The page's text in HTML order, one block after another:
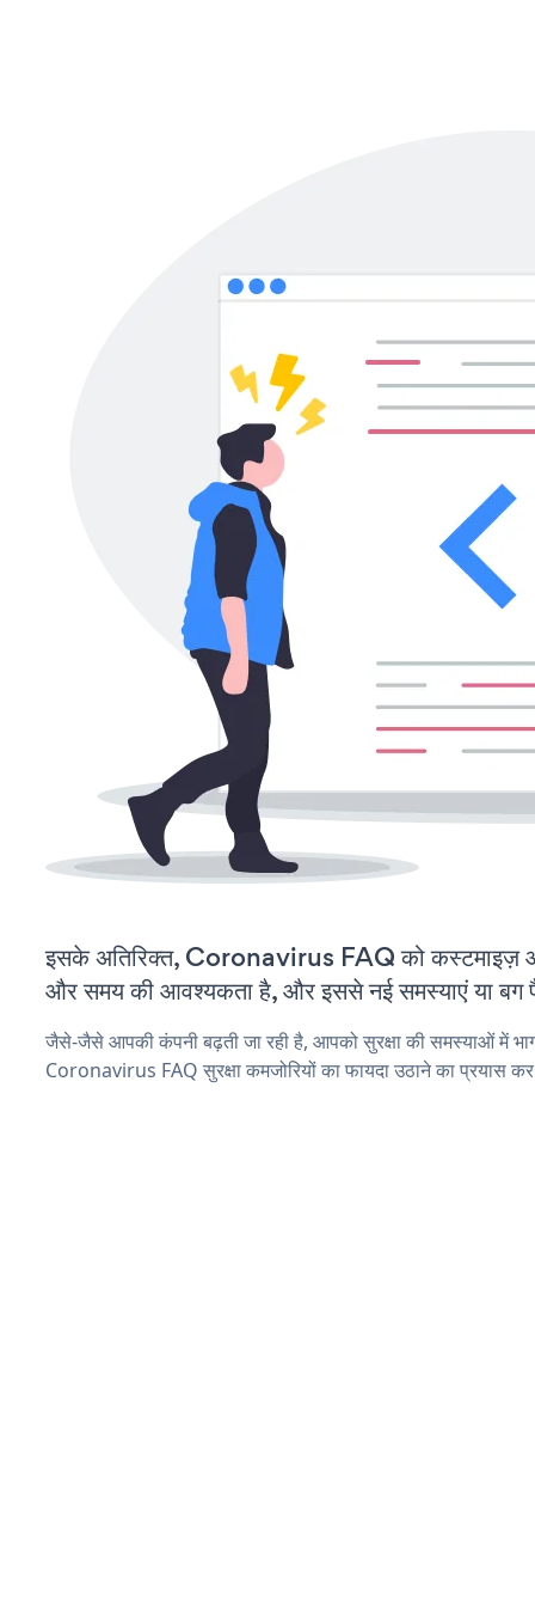
इसके अतिरिक्त, Coronavirus FAQ को कस्टमाइज़
और समय की आवश्यकता है, और इससे नई समस्याएं या बग
जैसे-जैसे आपकी कंपनी बढ़ती जा रही है, आपको सुरक्षा की समस्याओं में
Coronavirus FAQ सुरक्षा कमजोरियों का फायदा उठाने का प्रयास